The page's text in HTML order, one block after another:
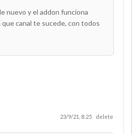
nuevo y el addon funciona
canal te sucede, con todos
23/9/21, 8:25 delete